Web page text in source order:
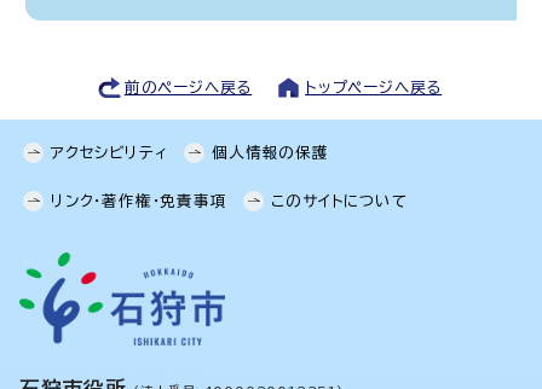
前のページへ戻る トップページへ戻る
アクセシビリティ 個人情報の保護
リンク・著作権・免責事項 このサイトについて